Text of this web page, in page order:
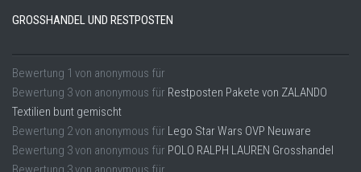
GROSSHANDEL UND RESTPOSTEN
Bewertung 1 von anonymous für
Bewertung 3von anonymous für Restposten Pakete von ZALANDO
Textilien bunt gemischt
Bewertung 2von anonymous für Lego Star Wars OVP Neuware
Bewertung 3von anonymous für POLO RALPH LAUREN Grosshandel